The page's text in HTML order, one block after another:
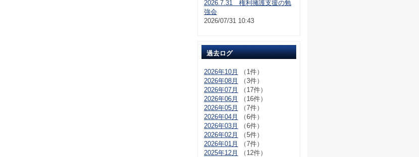
2026.7.31 権利擁護支援の勉
強会
2026/07/31 10:43
過去ログ
2026年10月
（1件）
2026年08月
（3件）
2026年07月
（17件）
2026年06月
（16件）
2026年05月
（7件）
2026年04月
（6件）
2026年03月
（6件）
2026年02月
（5件）
2026年01月
（7件）
2025年12月
（12件）